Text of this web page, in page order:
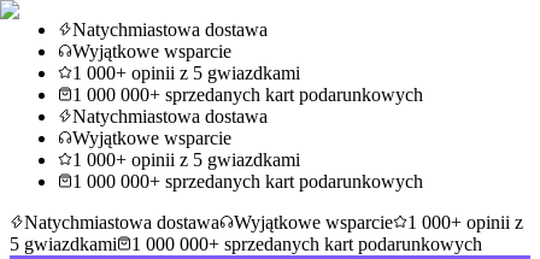
Natychmiastowa dostawa
Wyjątkowe wsparcie
1 000+ opinii z 5 gwiazdkami
1 000 000+ sprzedanych kart podarunkowych
Natychmiastowa dostawa
Wyjątkowe wsparcie
1 000+ opinii z 5 gwiazdkami
1 000 000+ sprzedanych kart podarunkowych
Natychmiastowa dostawa
Wyjątkowe wsparcie
1 000+ opinii z
5 gwiazdkami
1 000 000+ sprzedanych kart podarunkowych